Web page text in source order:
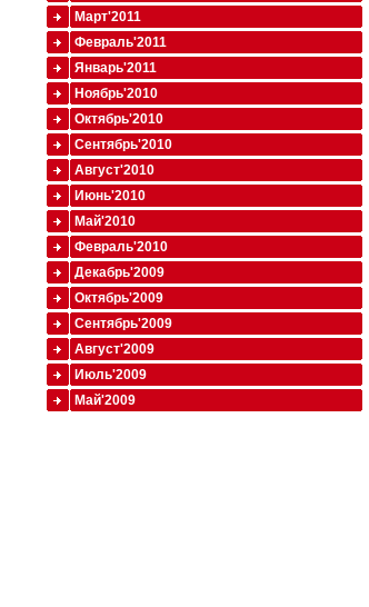
Март'2011
Февраль'2011
Январь'2011
Ноябрь'2010
Октябрь'2010
Сентябрь'2010
Август'2010
Июнь'2010
Май'2010
Февраль'2010
Декабрь'2009
Октябрь'2009
Сентябрь'2009
Август'2009
Июль'2009
Май'2009